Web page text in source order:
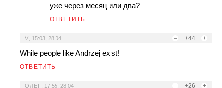
уже через месяц или два?
ОТВЕТИТЬ
– +44 +
V 15:03, 28.04
While people like Andrzej exist!
ОТВЕТИТЬ
– +26 +
ОЛЕГ 17:55, 28.04